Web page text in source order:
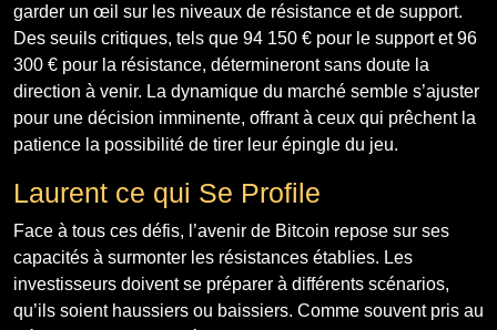
garder un œil sur les niveaux de résistance et de support.
Des seuils critiques, tels que 94 150 € pour le support et 96
300 € pour la résistance, détermineront sans doute la
direction à venir. La dynamique du marché semble s’ajuster
pour une décision imminente, offrant à ceux qui prêchent la
patience la possibilité de tirer leur épingle du jeu.
Laurent ce qui Se Profile
Face à tous ces défis, l’avenir de Bitcoin repose sur ses
capacités à surmonter les résistances établies. Les
investisseurs doivent se préparer à différents scénarios,
qu’ils soient haussiers ou baissiers. Comme souvent pris au